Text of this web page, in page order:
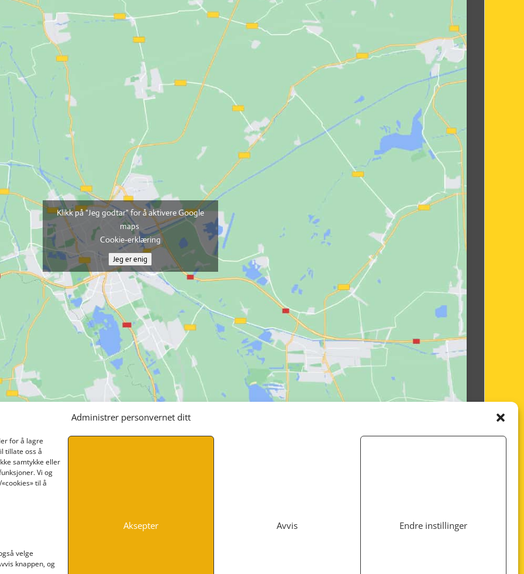
Administrer personvernet ditt
for å lagre
tillate oss å
samtykke eller
Vi og
til å
velge
knappen, og
Aksepter Avvis Endre instillinger
Klikk på "Jeg godtar" for å aktivere Google
maps
Cookie-erklæring
Jeg er enig
INFORMASJON